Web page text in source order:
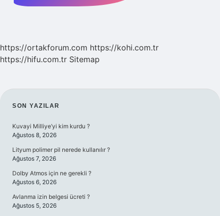
https://ortakforum.com https://kohi.com.tr
https://hifu.com.tr Sitemap
SIDEBAR
SON YAZILAR
Kuvayi Milliye’yi kim kurdu ?
Ağustos 8, 2026
Lityum polimer pil nerede kullanılır ?
Ağustos 7, 2026
Dolby Atmos için ne gerekli ?
Ağustos 6, 2026
Avlanma izin belgesi ücreti ?
Ağustos 5, 2026